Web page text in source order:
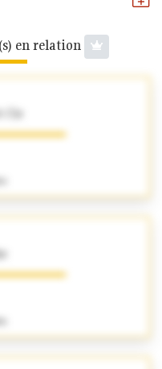
en relation
Cie